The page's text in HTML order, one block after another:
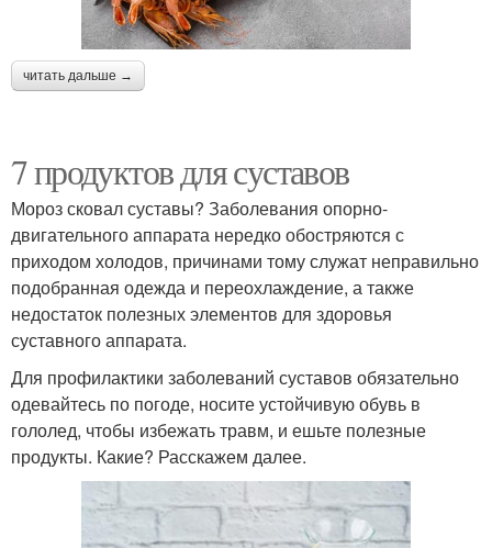
читать дальше →
7 продуктов для суставов
Мороз сковал суставы? Заболевания опорно-
двигательного аппарата нередко обостряются с
приходом холодов, причинами тому служат неправильно
подобранная одежда и переохлаждение, а также
недостаток полезных элементов для здоровья
суставного аппарата.
Для профилактики заболеваний суставов обязательно
одевайтесь по погоде, носите устойчивую обувь в
гололед, чтобы избежать травм, и ешьте полезные
продукты. Какие? Расскажем далее.